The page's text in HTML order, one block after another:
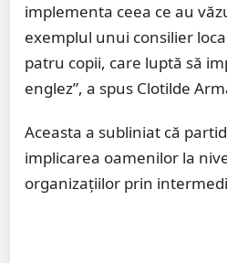
implementa ceea ce au
exemplul unui consilier
patru copii, care luptă să
englez”, a spus Clotilde
Aceasta a subliniat că
implicarea oamenilor la
organizațiilor prin